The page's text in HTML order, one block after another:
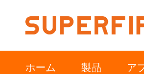
ホーム 製品 ア